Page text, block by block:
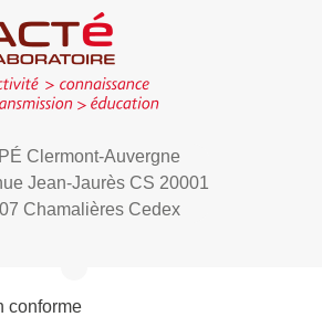
Clermont-Auvergne
Jean-Jaurès CS 20001
Chamalières Cedex
conforme